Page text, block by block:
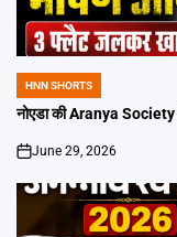
POSTED
IN
HNN SHORTS
नोएडा की Aranya
on
June 29, 2026